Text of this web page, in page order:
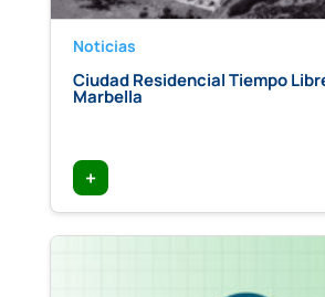
Noticias
Ciudad Residencial Tiempo
Marbella
+